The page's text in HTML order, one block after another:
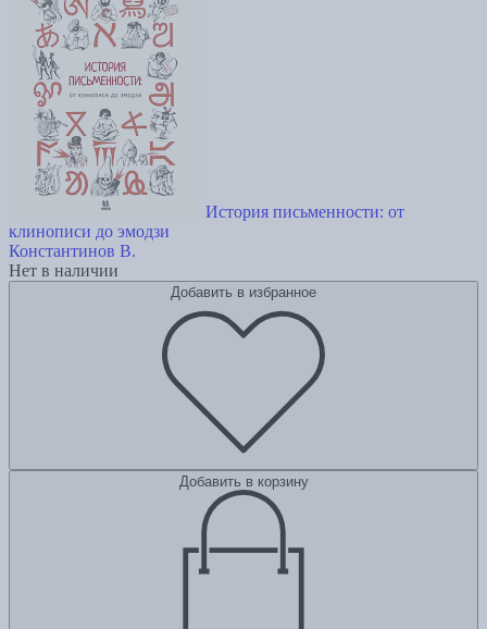
История письменности: от
клинописи до эмодзи
Константинов В.
Нет в наличии
Добавить в избранное
Добавить в корзину